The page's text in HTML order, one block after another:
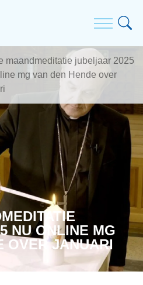
maandmeditatie jubeljaar 2025
mg van den Hende over
NU ONLINE MG
OVER JANUARI